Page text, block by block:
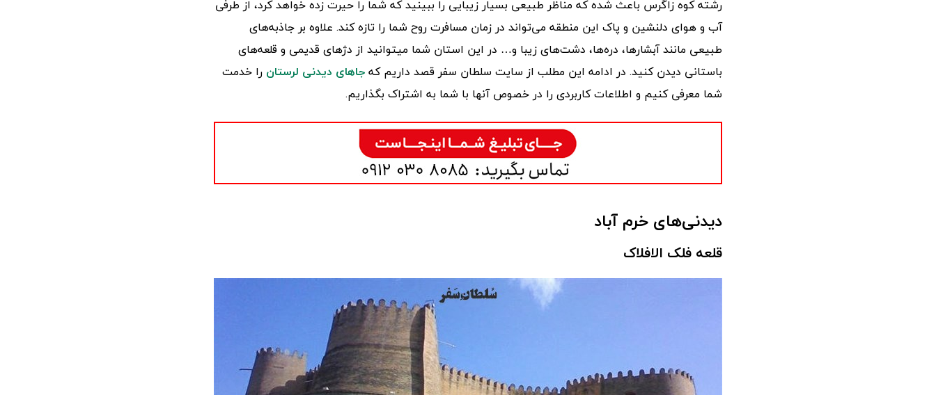
رشته کوه زاگرس باعث شده که مناظر طبیعی بسیار زیبایی را ببینید که شما را حیرت زده خواهد کرد، از طرفی
آب و هوای دلنشین و پاک این منطقه می‌تواند در زمان مسافرت روح شما را تازه کند. علاوه بر جاذبه‌های
طبیعی مانند آبشارها، دره‌ها، دشت‌های زیبا و… در این استان شما میتوانید از دژهای قدیمی و قلعه‌های
باستانی دیدن کنید. در ادامه این مطلب از سایت سلطان سفر قصد داریم کهجاهای دیدنی لرستان را خدمت
شما معرفی کنیم و اطلاعات کاربردی را در خصوص آنها با شما به اشتراک بگذاریم.
دیدنی‌های خرم آباد
قلعه فلک الافلاک